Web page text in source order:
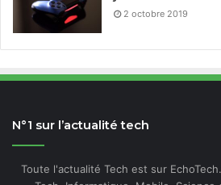
2 octobre 2019
N°1 sur l’actualité tech
Toute l'actualité Tech est sur